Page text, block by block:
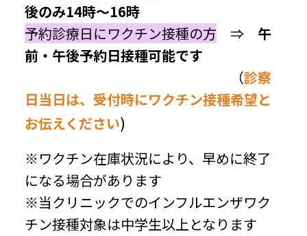
後のみ14時～16時
予約診療日にワクチン接種の方 ⇒ 午
前・午後予約日接種可能です
（診察
日当日は、受付時にワクチン接種希望と
お伝えください)
※ワクチン在庫状況により、早めに終了
になる場合があります
※当クリニックでのインフルエンザワク
チン接種対象は中学生以上となります